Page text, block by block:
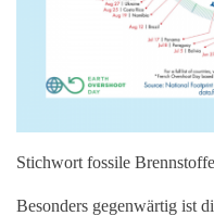
Stichwort fossile Brennstoffe
Besonders gegenwärtig ist